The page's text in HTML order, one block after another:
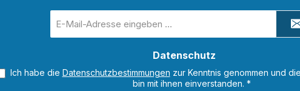
Mail-
Datenschutz
Ich habe die Datenschutzbestimmungen zur Kenntnis genommen und die
bin mit ihnen einverstanden. *